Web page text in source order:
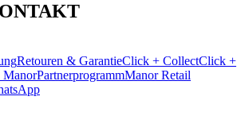
Retouren & GarantieClick + CollectClick +
ManorPartnerprogrammManor Retail